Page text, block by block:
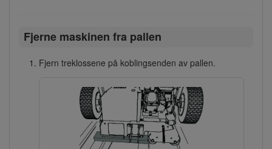
Fjerne maskinen fra pallen
Fjern treklossene på koblingsenden av pallen.